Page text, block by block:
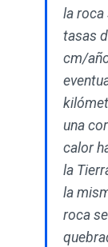
la roca
tasas
cm/
una
calor
la
la
roca